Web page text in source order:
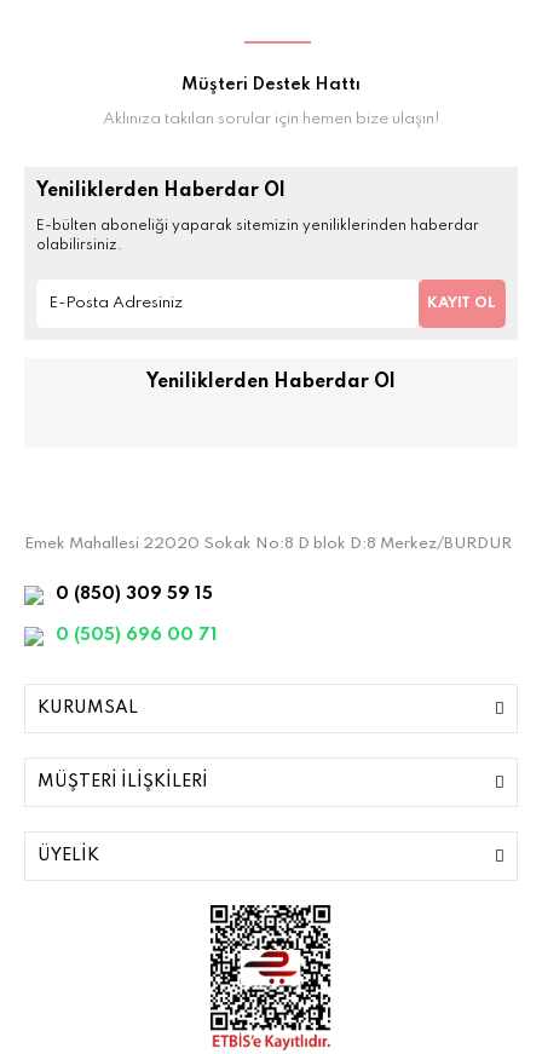
Müşteri Destek Hattı
Aklınıza takılan sorular için hemen bize ulaşın!
Yeniliklerden Haberdar Ol
E-bülten aboneliği yaparak sitemizin yeniliklerinden haberdar
olabilirsiniz.
KAYIT OL
Yeniliklerden Haberdar Ol
Emek Mahallesi 22020 Sokak No:8 D blok D:8 Merkez/BURDUR
0 (850) 309 59 15
0 (505) 696 00 71
KURUMSAL
MÜŞTERİ İLİŞKİLERİ
ÜYELİK